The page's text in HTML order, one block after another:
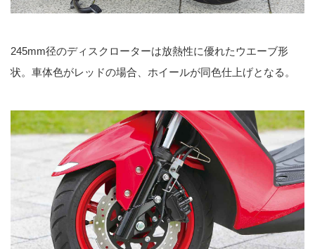
245mm径のディスクローターは放熱性に優れたウエーブ形
状。車体色がレッドの場合、ホイールが同色仕上げとなる。